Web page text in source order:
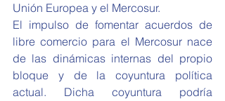
Unión Europea y el Mercosur.
El impulso de fomentar acuerdos de
libre comercio para el Mercosur nace
de las dinámicas internas del propio
bloque y de la coyuntura política
actual. Dicha coyuntura podría